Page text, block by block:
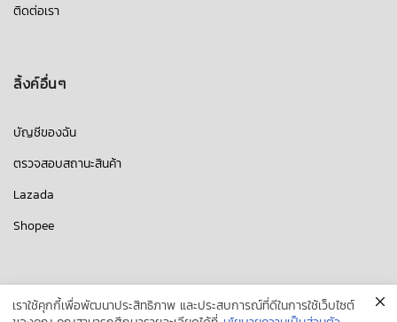
ติดต่อเรา
ลิ้งค์อื่นๆ
บัญชีของฉัน
ตรวจสอบสถานะสินค้า
Lazada
Shopee
เราใช้คุกกี้เพื่อพัฒนาประสิทธิภาพ และประสบการณ์ที่ดีในการใช้เว็บไซต์